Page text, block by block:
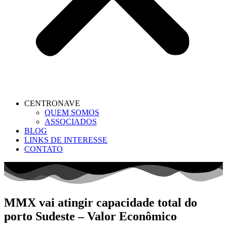
CENTRONAVE
QUEM SOMOS
ASSOCIADOS
BLOG
LINKS DE INTERESSE
CONTATO
MMX vai atingir capacidade total do
porto Sudeste – Valor Econômico